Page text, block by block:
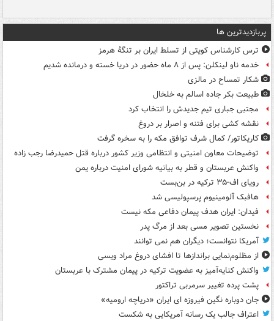
پربازدیدترین ها
ترس کارشناس کویتی از تسلط ایران بر تنگۀ هرمز
خدمه ناو لینکلن: پس از ۸ ماه حضور در دریا خسته و درمانده‌ شدیم
شکار تمساح در مالزی
طبیعت بکر جاده اسالم به خلخال
مجتبی جباری تیم جدیدش را انتخاب کرد
نقشه کشی برای فتنه و اصرار بر دروغ
کاریکاتور/ کمال شرف توافق مکه را به سخره گرفت
توضیحات معاون امنیتی و انتظامی وزیر کشور درباره قتل حمیدرضا رجب زاده
واکنش عربستان و قطر به بیانیه شورای امنیت درباره یمن
رویای اف-۳۵ ترکیه در بن‌بست
هافبک آلومینیوم پرسپولیسی شد
فیدان: ایران هدف پیمان دفاعی مکه نیست
نخستین تصویر مسی بعد از مرگ پدر
آمریکا نتوانست؛ دیگران هم نمی توانند
از مظلوم‌نمایی براندازها تا افشای دروغ مراد ویسی
واکنش کنایه‌آمیز به عضویت ترکیه در پیمان مشترک با عربستان
پشت پرده تغییر سرمربی تراکتور
جان دوباره نگین فیروزه ای ایران «دریاچه ارومیه»
اعتراف جالب یک رسانه آمریکایی به شکست